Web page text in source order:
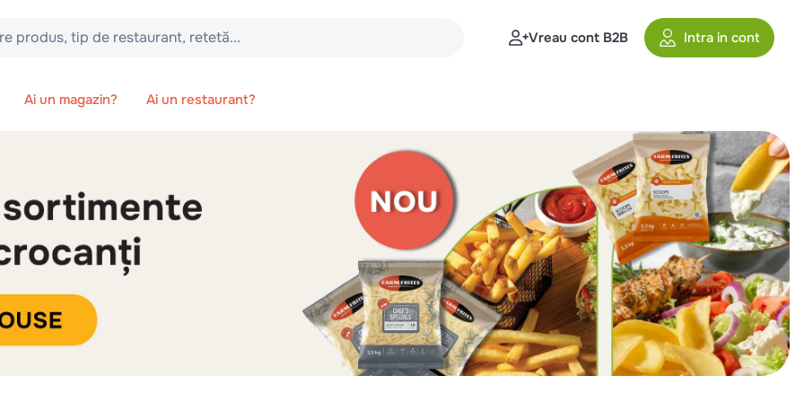
tip de restaurant, retetă...
Vreau cont B2B Intra in cont
Ai un magazin? Ai un restaurant?